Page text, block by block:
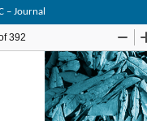
– Journal